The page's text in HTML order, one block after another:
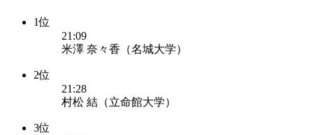
1位
21:09
米澤 奈々香（名城大学）
2位
21:28
村松 結（立命館大学）
3位